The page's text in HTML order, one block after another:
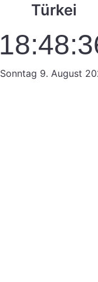
Türkei
Sonntag 9. August